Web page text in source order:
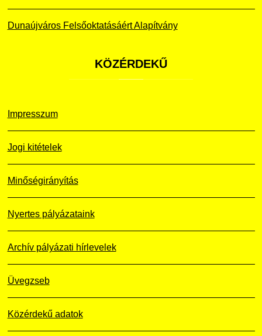
Dunaújváros Felsőoktatásáért Alapítvány
KÖZÉRDEKŰ
Impresszum
Jogi kitételek
Minőségirányítás
Nyertes pályázataink
Archív pályázati hírlevelek
Üvegzseb
Közérdekű adatok